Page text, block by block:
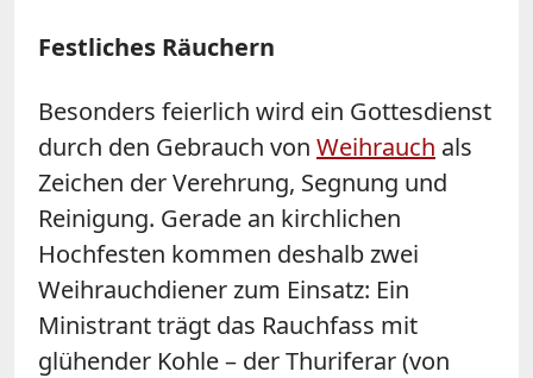
Festliches Räuchern
Besonders feierlich wird ein Gottesdienst
durch den Gebrauch von Weihrauch als
Zeichen der Verehrung, Segnung und
Reinigung. Gerade an kirchlichen
Hochfesten kommen deshalb zwei
Weihrauchdiener zum Einsatz: Ein
Ministrant trägt das Rauchfass mit
glühender Kohle – der Thuriferar (von